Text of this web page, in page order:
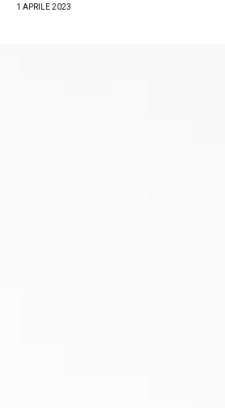
1 APRILE 2023